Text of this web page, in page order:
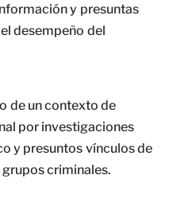
y presuntas
desempeño del
de un contexto de
por investigaciones
y presuntos vínculos de
criminales.